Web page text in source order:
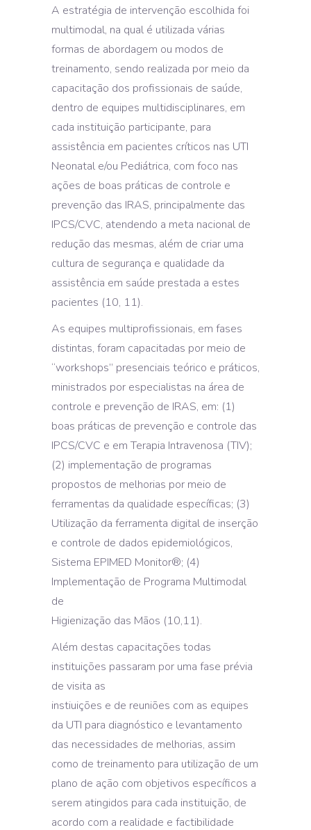
A estratégia de intervenção escolhida foi
multimodal, na qual é utilizada várias
formas de abordagem ou modos de
treinamento, sendo realizada por meio da
capacitação dos profissionais de saúde,
dentro de equipes multidisciplinares, em
cada instituição participante, para
assistência em pacientes críticos nas UTI
Neonatal e/ou Pediátrica, com foco nas
ações de boas práticas de controle e
prevenção das IRAS, principalmente das
IPCS/CVC, atendendo a meta nacional de
redução das mesmas, além de criar uma
cultura de segurança e qualidade da
assistência em saúde prestada a estes
pacientes (10, 11).
As equipes multiprofissionais, em fases
distintas, foram capacitadas por meio de
“workshops” presenciais teórico e práticos,
ministrados por especialistas na área de
controle e prevenção de IRAS, em: (1)
boas práticas de prevenção e controle das
IPCS/CVC e em Terapia Intravenosa (TIV);
(2) implementação de programas
propostos de melhorias por meio de
ferramentas da qualidade específicas; (3)
Utilização da ferramenta digital de inserção
e controle de dados epidemiológicos,
Sistema EPIMED Monitor®; (4)
Implementação de Programa Multimodal
de
Higienização das Mãos (10,11).
Além destas capacitações todas
instituições passaram por uma fase prévia
de visita as
instiuições e de reuniões com as equipes
da UTI para diagnóstico e levantamento
das necessidades de melhorias, assim
como de treinamento para utilização de um
plano de ação com objetivos específicos a
serem atingidos para cada instituição, de
acordo com a realidade e factibilidade